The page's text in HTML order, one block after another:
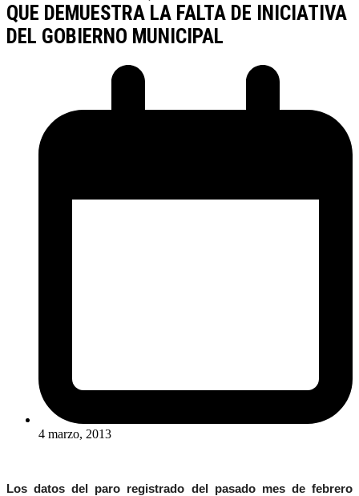
QUE DEMUESTRA LA FALTA DE INICIATIVA
DEL GOBIERNO MUNICIPAL
4 marzo, 2013
Los datos del paro registrado del pasado mes de febrero